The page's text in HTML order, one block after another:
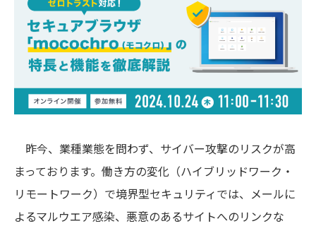
昨今、業種業態を問わず、サイバー攻撃のリスクが高
まっております。働き方の変化（ハイブリッドワーク・
リモートワーク）で境界型セキュリティでは、メールに
よるマルウエア感染、悪意のあるサイトへのリンクな